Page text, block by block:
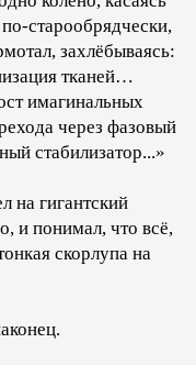
старообрядчески,
захлёбываясь:
тканей…
имагинальных
через фазовый
стабилизатор...»
на гигантский
и понимал, что всё,
скорлупа на